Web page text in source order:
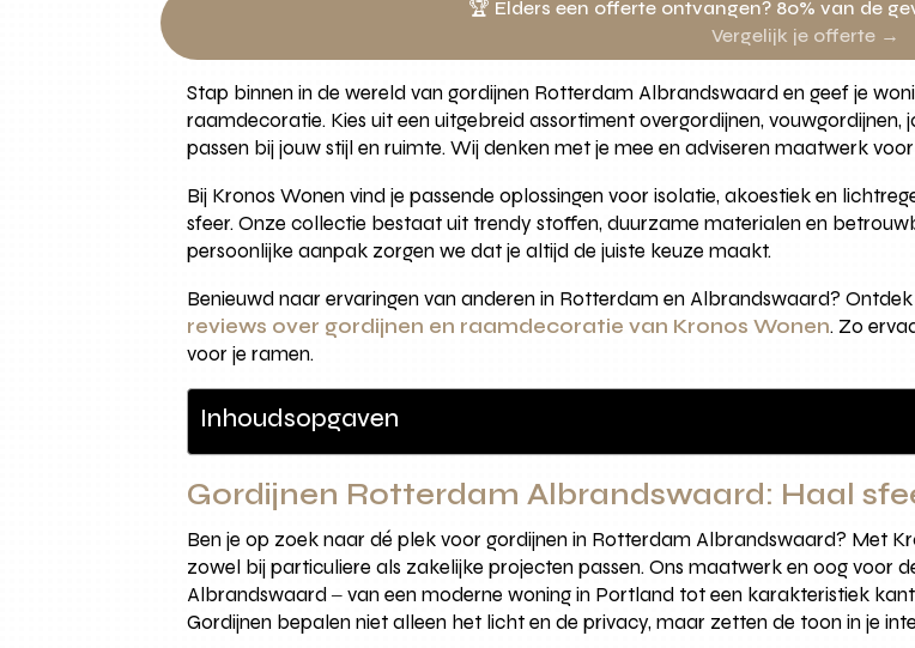
🏆 Elders een offerte ontvangen? 80% van de
Vergelijk je offerte →
Stap binnen in de wereld van gordijnen Rotterdam Albrandswaard en geef je
raamdecoratie. Kies uit een uitgebreid assortiment overgordijnen,
passen bij jouw stijl en ruimte. Wij denken met je mee en adviseren maatwerk
Bij Kronos Wonen vind je passende oplossingen voor isolatie, akoestiek en
sfeer. Onze collectie bestaat uit trendy stoffen, duurzame materialen en
persoonlijke aanpak zorgen we dat je altijd de juiste keuze maakt.
Benieuwd naar ervaringen van anderen in Rotterdam en Albrandswaard?
reviews over gordijnen en raamdecoratie van Kronos Wonen. Zo
voor je ramen.
Inhoudsopgaven
Gordijnen Rotterdam Albrandswaard: Haal
Ben je op zoek naar dé plek voor gordijnen in Rotterdam Albrandswaard? Met
zowel bij particuliere als zakelijke projecten passen. Ons maatwerk en oog voor
Albrandswaard ‒ van een moderne woning in Portland tot een karakteristiek
Gordijnen bepalen niet alleen het licht en de privacy, maar zetten de toon in je